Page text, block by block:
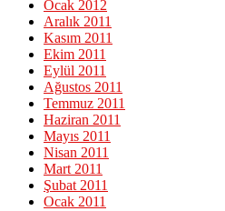
Ocak 2012
Aralık 2011
Kasım 2011
Ekim 2011
Eylül 2011
Ağustos 2011
Temmuz 2011
Haziran 2011
Mayıs 2011
Nisan 2011
Mart 2011
Şubat 2011
Ocak 2011